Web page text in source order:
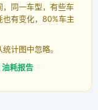
同一车型，有些车
也有变化，80%车主
计图中忽略。
油耗报告